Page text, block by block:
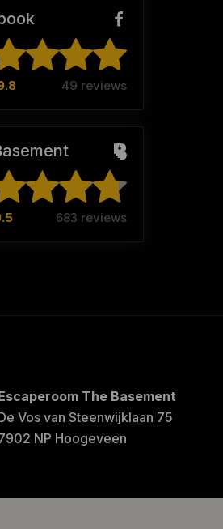
49 reviews
683 reviews
The Basement
Vos van Steenwijklaan 75
NP Hoogeveen